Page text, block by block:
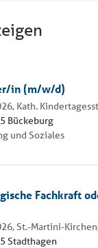
in (m/w/d)
Kath.
Bückeburg
und Soziales
Fachkraft
St.-Martini-
Stadthagen